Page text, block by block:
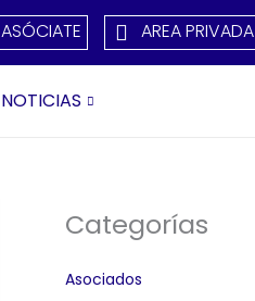
ASÓCIATE AREA PRIVADA
NOTICIAS
Categorías
Asociados